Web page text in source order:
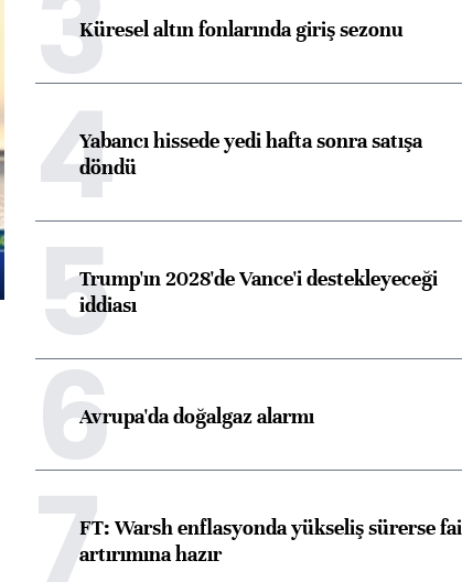
Küresel altın fonlarında giriş sezonu
4Yabancı hissede yedi hafta sonra satışa
döndü
5Trump'ın 2028'de Vance'i destekleyeceği
iddiası
6Avrupa'da doğalgaz alarmı
7FT: Warsh enflasyonda yükseliş sürerse
artırımına hazır